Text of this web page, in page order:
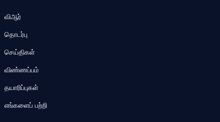
விஆர்
தொடர்பு
செய்திகள்
விண்ணப்பம்
தயாரிப்புகள்
எங்களைப் பற்றி